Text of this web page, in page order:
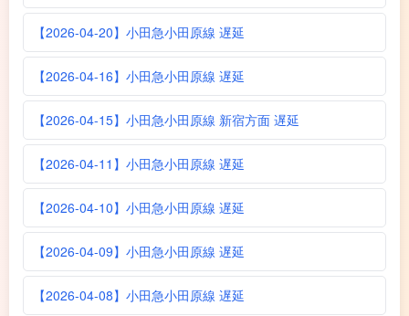
【2026-04-20】小田急小田原線 遅延
【2026-04-16】小田急小田原線 遅延
【2026-04-15】小田急小田原線 新宿方面 遅延
【2026-04-11】小田急小田原線 遅延
【2026-04-10】小田急小田原線 遅延
【2026-04-09】小田急小田原線 遅延
【2026-04-08】小田急小田原線 遅延